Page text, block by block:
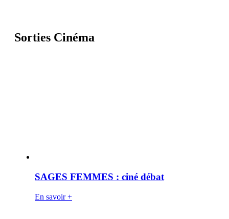
Sorties Cinéma
SAGES FEMMES : ciné débat
En savoir +